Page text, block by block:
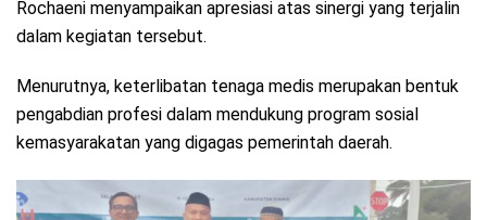
Rochaeni menyampaikan apresiasi atas sinergi yang terjalin
dalam kegiatan tersebut.
Menurutnya, keterlibatan tenaga medis merupakan bentuk
pengabdian profesi dalam mendukung program sosial
kemasyarakatan yang digagas pemerintah daerah.